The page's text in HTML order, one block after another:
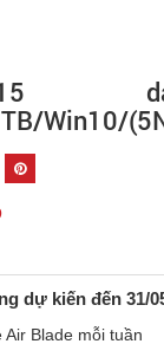
Win10/
dự kiến đến 31/
Blade mỗi tuần